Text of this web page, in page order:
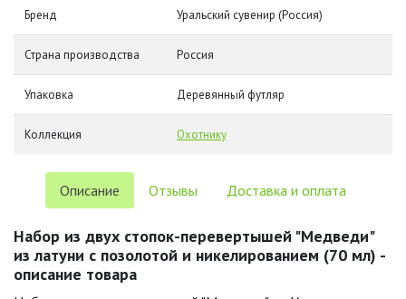
Бренд Уральский сувенир (Россия)
Страна производства Россия
Упаковка Деревянный футляр
Коллекция Охотнику
Описание Отзывы Доставка и оплата
Набор из двух стопок-перевертышей "Медведи"
из латуни с позолотой и никелированием (70 мл) -
описание товара